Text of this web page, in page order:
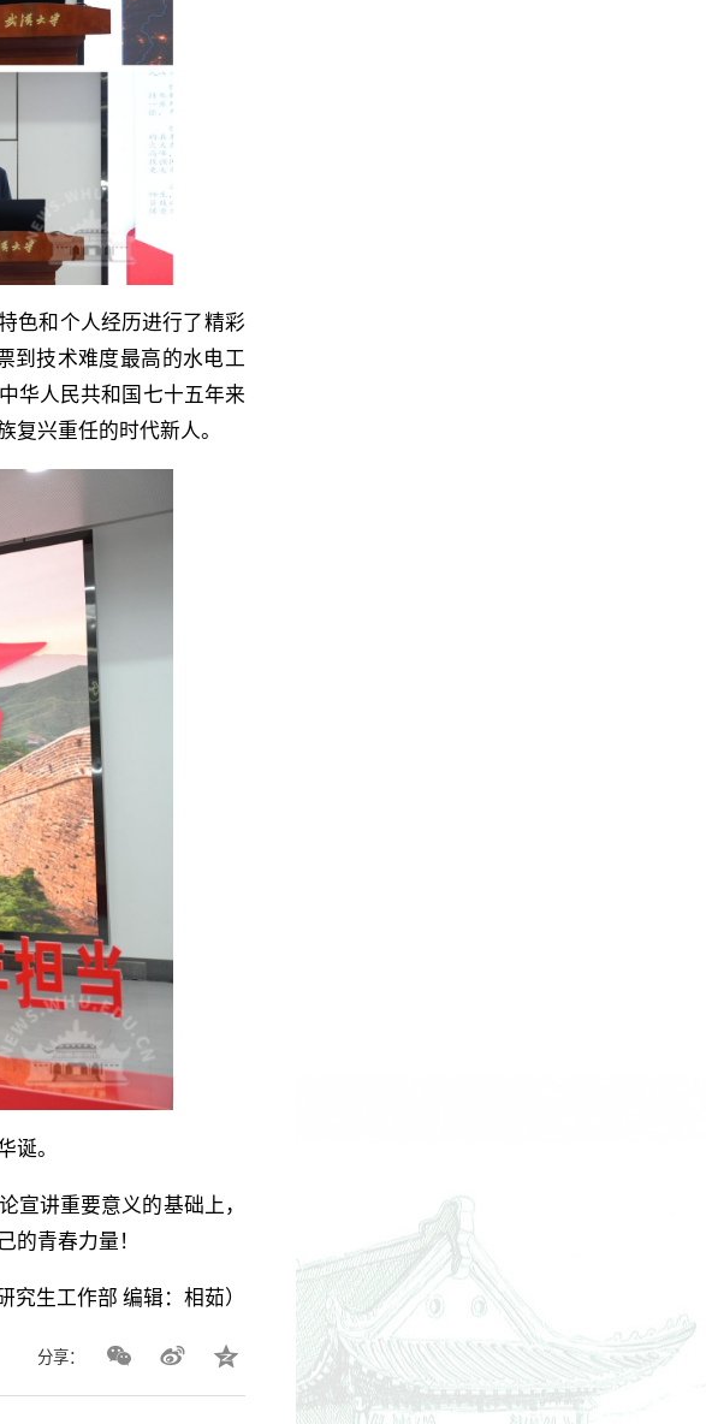
色和个人经历进行了精彩
到技术难度最高的水电工
华人民共和国七十五年来
兴重任的时代新人。
诞。
宣讲重要意义的基础上，
的青春力量！
究生工作部 编辑：相茹）
分享：